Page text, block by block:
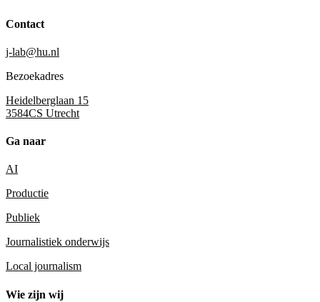
Contact
j-lab@hu.nl
Bezoekadres
Heidelberglaan 15
3584CS Utrecht
Ga naar
AI
Productie
Publiek
Journalistiek onderwijs
Local journalism
Wie zijn wij